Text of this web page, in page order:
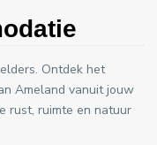
Ontdek het
Ameland vanuit jouw
rust, ruimte en natuur